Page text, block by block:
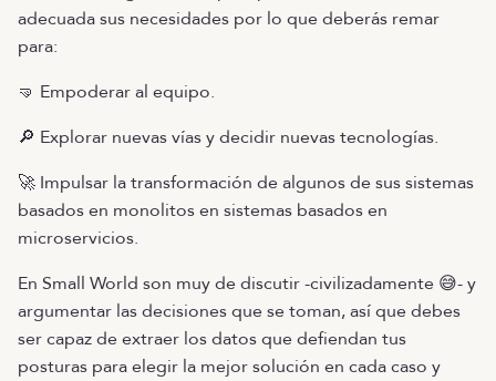
adecuada sus necesidades por lo que deberás remar
para:
🤜 Empoderar al equipo.
🔎 Explorar nuevas vías y decidir nuevas tecnologías.
🚀 Impulsar la transformación de algunos de sus sistemas
basados en monolitos en sistemas basados en
microservicios.
En Small World son muy de discutir -civilizadamente 😅- y
argumentar las decisiones que se toman, así que debes
ser capaz de extraer los datos que defiendan tus
posturas para elegir la mejor solución en cada caso y